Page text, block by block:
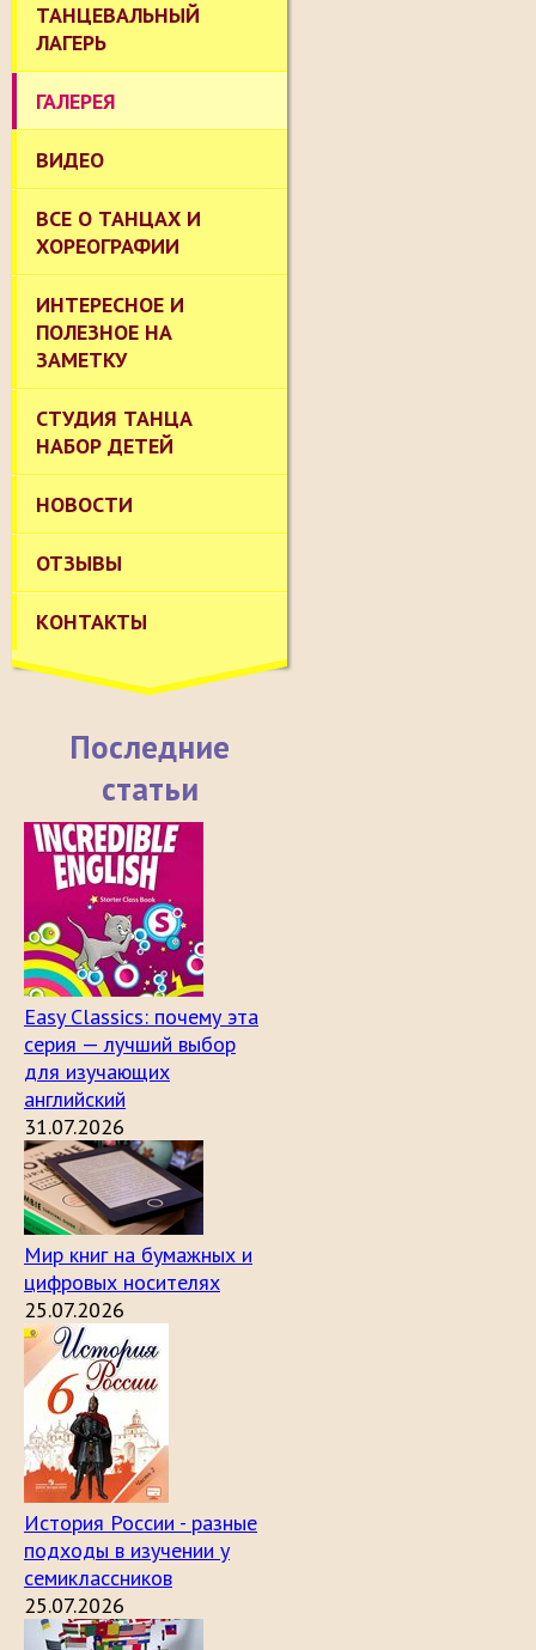
ТАНЦЕВАЛЬНЫЙ
ЛАГЕРЬ
ГАЛЕРЕЯ
ВИДЕО
ВСЕ О ТАНЦАХ И
ХОРЕОГРАФИИ
ИНТЕРЕСНОЕ И
ПОЛЕЗНОЕ НА
ЗАМЕТКУ
СТУДИЯ ТАНЦА
НАБОР ДЕТЕЙ
НОВОСТИ
ОТЗЫВЫ
КОНТАКТЫ
Последние
статьи
Easy Classics: почему эта
серия — лучший выбор
для изучающих
английский
31.07.2026
Мир книг на бумажных и
цифровых носителях
25.07.2026
История России - разные
подходы в изучении у
семиклассников
25.07.2026